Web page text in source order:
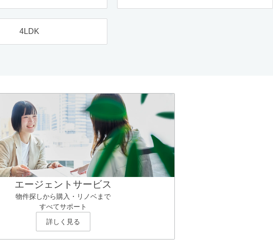
4LDK
エージェントサービス
物件探しから購入・リノベまで
すべてサポート
詳しく見る